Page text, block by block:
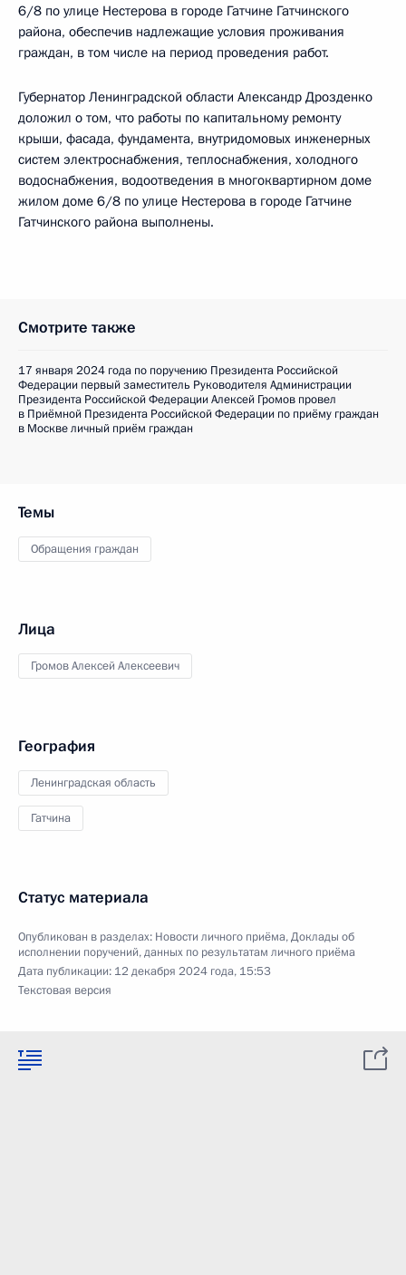
6/8 по улице Нестерова в городе Гатчине Гатчинского
района, обеспечив надлежащие условия проживания
граждан, в том числе на период проведения работ.
Губернатор Ленинградской области Александр Дрозденко
доложил о том, что работы по капитальному ремонту
крыши, фасада, фундамента, внутридомовых инженерных
систем электроснабжения, теплоснабжения, холодного
водоснабжения, водоотведения в многоквартирном доме
жилом доме 6/8 по улице Нестерова в городе Гатчине
Гатчинского района выполнены.
Смотрите также
17 января 2024 года по поручению Президента Российской
Федерации первый заместитель Руководителя Администрации
Президента Российской Федерации Алексей Громов провел
в Приёмной Президента Российской Федерации по приёму граждан
в Москве личный приём граждан
Темы
Обращения граждан
Лица
Громов Алексей Алексеевич
География
Ленинградская область
Гатчина
Статус материала
Опубликован в разделах: Новости личного приёма,Доклады об
исполнении поручений, данных по результатам личного приёма
Дата публикации: 12 декабря 2024 года, 15:53
Текстовая версия